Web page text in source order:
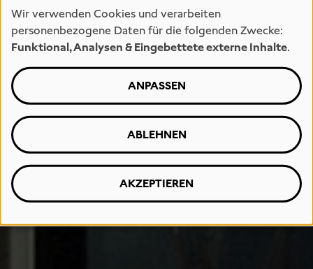
Wir verwenden Cookies und verarbeiten
personenbezogene Daten für die folgenden Zwecke:
Funktional, Analysen & Eingebettete externe Inhalte.
ANPASSEN
ABLEHNEN
AKZEPTIEREN